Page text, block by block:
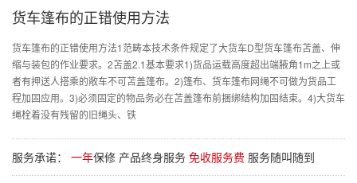
货车篷布的正错使用方法
货车篷布的正错使用方法1范畴本技术条件规定了大货车D型货车篷布苫盖、伸
缩与装包的作业要求。2苫盖2.1基本要求1)货品运载高度超出端腋角1m之上或
者有押送人搭乘的敞车不可苫盖篷布。2)篷布、货车篷布网绳不可做为货品工
程加固应用。3)必须固定的物品务必在苫盖篷布前捆绑结构加固结束。4)大货车
绳栓着没有残留的旧绳头、铁
服务承诺： 一年保修 产品终身服务 免收服务费 服务随叫随到